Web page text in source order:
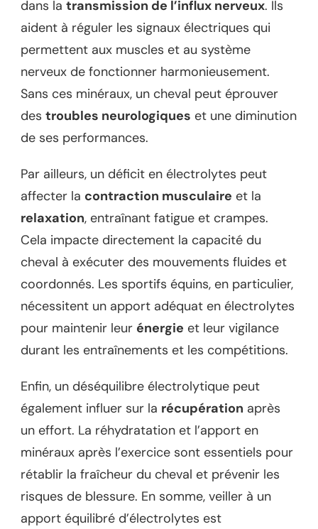
dans la transmission de l’influx nerveux. Ils
aident à réguler les signaux électriques qui
permettent aux muscles et au système
nerveux de fonctionner harmonieusement.
Sans ces minéraux, un cheval peut éprouver
des troubles neurologiques et une diminution
de ses performances.
Par ailleurs, un déficit en électrolytes peut
affecter la contraction musculaire et la
relaxation, entraînant fatigue et crampes.
Cela impacte directement la capacité du
cheval à exécuter des mouvements fluides et
coordonnés. Les sportifs équins, en particulier,
nécessitent un apport adéquat en électrolytes
pour maintenir leur énergie et leur vigilance
durant les entraînements et les compétitions.
Enfin, un déséquilibre électrolytique peut
également influer sur la récupération après
un effort. La réhydratation et l’apport en
minéraux après l’exercice sont essentiels pour
rétablir la fraîcheur du cheval et prévenir les
risques de blessure. En somme, veiller à un
apport équilibré d’électrolytes est